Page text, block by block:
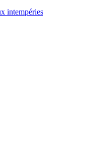
intempéries